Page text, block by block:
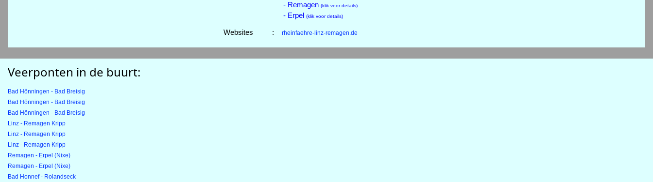
- Remagen (klik voor details)
- Erpel (klik voor details)
Websites : rheinfaehre-linz-remagen.de
Veerponten in de buurt:
Bad Hönningen - Bad Breisig
Bad Hönningen - Bad Breisig
Bad Hönningen - Bad Breisig
Linz - Remagen Kripp
Linz - Remagen Kripp
Linz - Remagen Kripp
Remagen - Erpel (Nixe)
Remagen - Erpel (Nixe)
Bad Honnef - Rolandseck